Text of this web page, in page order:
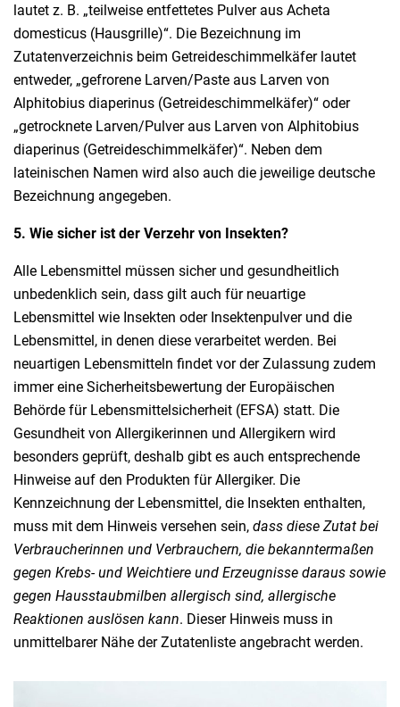
lautet z. B. „teilweise entfettetes Pulver aus Acheta
domesticus (Hausgrille)“. Die Bezeichnung im
Zutatenverzeichnis beim Getreideschimmelkäfer lautet
entweder, „gefrorene Larven/Paste aus Larven von
Alphitobius diaperinus (Getreideschimmelkäfer)“ oder
„getrocknete Larven/Pulver aus Larven von Alphitobius
diaperinus (Getreideschimmelkäfer)“. Neben dem
lateinischen Namen wird also auch die jeweilige deutsche
Bezeichnung angegeben.
5. Wie sicher ist der Verzehr von Insekten?
Alle Lebensmittel müssen sicher und gesundheitlich
unbedenklich sein, dass gilt auch für neuartige
Lebensmittel wie Insekten oder Insektenpulver und die
Lebensmittel, in denen diese verarbeitet werden. Bei
neuartigen Lebensmitteln findet vor der Zulassung zudem
immer eine Sicherheitsbewertung der Europäischen
Behörde für Lebensmittelsicherheit (EFSA) statt. Die
Gesundheit von Allergikerinnen und Allergikern wird
besonders geprüft, deshalb gibt es auch entsprechende
Hinweise auf den Produkten für Allergiker. Die
Kennzeichnung der Lebensmittel, die Insekten enthalten,
muss mit dem Hinweis versehen sein, dass diese Zutat bei
Verbraucherinnen und Verbrauchern, die bekanntermaßen
gegen Krebs- und Weichtiere und Erzeugnisse daraus sowie
gegen Hausstaubmilben allergisch sind, allergische
Reaktionen auslösen kann. Dieser Hinweis muss in
unmittelbarer Nähe der Zutatenliste angebracht werden.